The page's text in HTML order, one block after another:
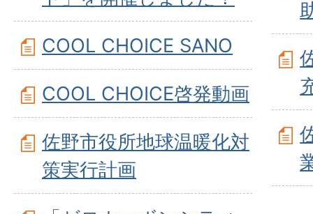
COOL CHOICE SANO
COOL CHOICE啓発動画
佐野市役所地球温暖化対
策実行計画